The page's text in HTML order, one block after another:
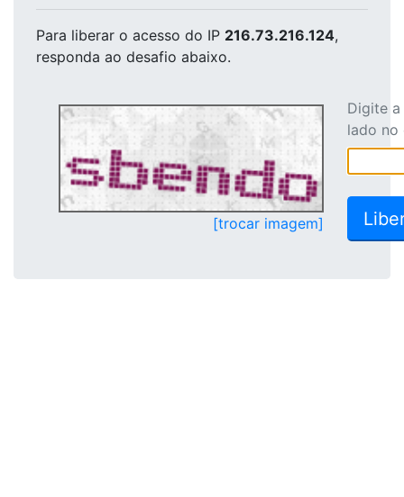
Para liberar o acesso do IP 216.73.216.124,
responda ao desafio abaixo.
[trocar imagem]
Digite
lado no